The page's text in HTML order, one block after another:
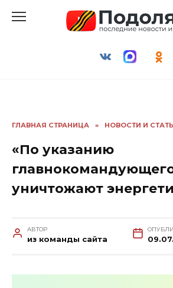
ГЛАВНАЯ СТРАНИЦА » НОВОСТИ И
«По указанию
уничтожают
АВТОР
из команды сайта